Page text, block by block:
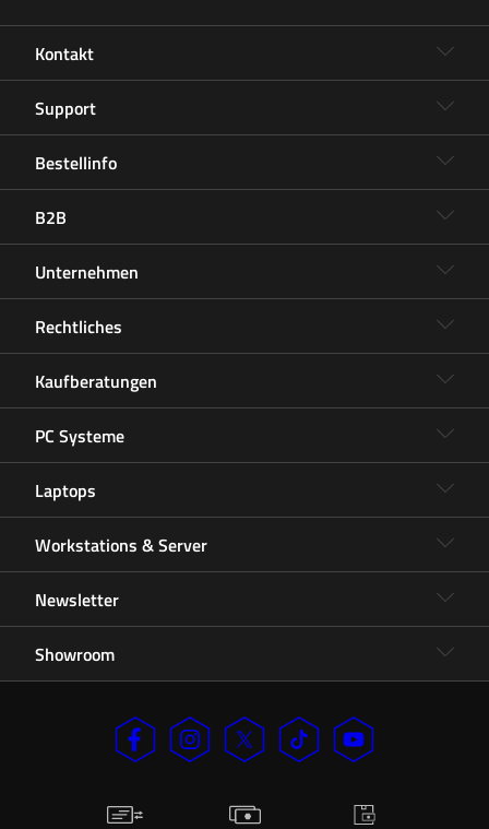
Kontakt
Support
Bestellinfo
B2B
Unternehmen
Rechtliches
Kaufberatungen
PC Systeme
Laptops
Workstations & Server
Newsletter
Showroom